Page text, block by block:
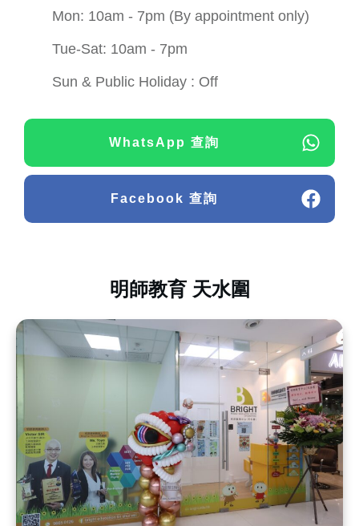
Mon: 10am - 7pm (By appointment only)
Tue-Sat: 10am - 7pm
Sun & Public Holiday : Off
WhatsApp 查詢
Facebook 查詢
明師教育 天水圍